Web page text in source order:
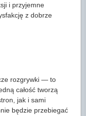
i przyjemne
z dobrze
rozgrywki — to
całość tworzą
jak i sami
będzie przebiegać